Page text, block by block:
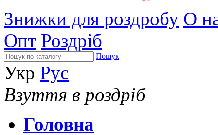
Знижки для роздробу О
Опт Роздріб
Пошук
Укр Рус
Взуття в роздріб
Головна